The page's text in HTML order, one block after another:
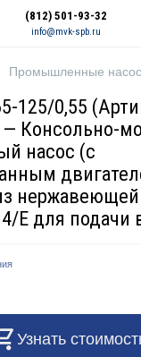
(812) 501-93-32
info@mvk-spb.ru
Промышленные
125/0,55
— Консольно-
насос (с
нержавеющей
E для подачи
Узнать